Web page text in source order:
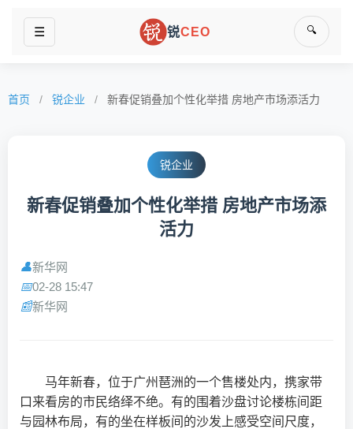
☰ 锐CEO 🔍
首页 / 锐企业 / 新春促销叠加个性化举措 房地产市场添活力
锐企业
新春促销叠加个性化举措 房地产市场添
活力
👤新华网
📅02-28 15:47
📰新华网
马年新春，位于广州琶洲的一个售楼处内，携家带
口来看房的市民络绎不绝。有的围着沙盘讨论楼栋间距
与园林布局，有的坐在样板间的沙发上感受空间尺度，